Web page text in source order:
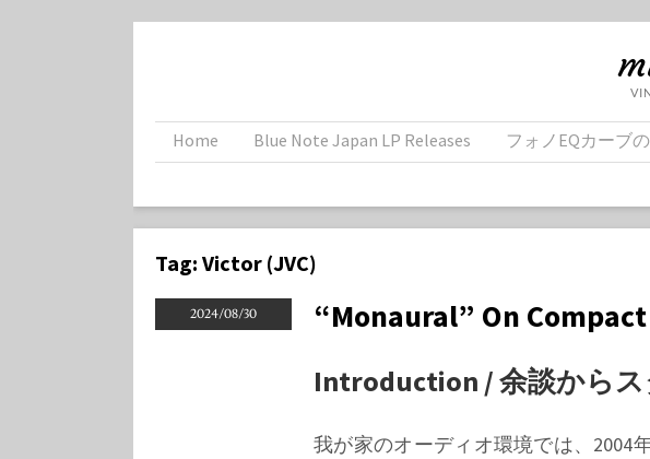
Home Blue Note Japan LP Releases フォノEQカーブ
Tag: Victor (JVC)
2024/08/30 “Monaural” On
Introduction / 余談からス
我が家のオーディオ環境では、2004